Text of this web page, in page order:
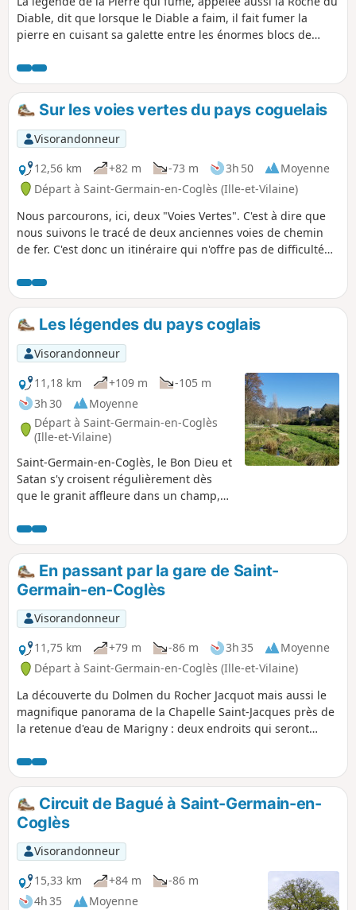
Diable, dit que lorsque le Diable a faim, il fait fumer la
pierre en cuisant sa galette entre les énormes blocs de
portera de lieux légendaires en sites sacrés. Ce serait bien
le diable si vous ne parveniez pas aux portes du Domaine
de la Foltière, le royaume des fleurs du Parc Floral de Haute-
Bretagne.Sur les voies vertes du pays coguelais
Visorandonneur
12,56 km
+82 m -73 m 3h 50
Moyenne
Départ à Saint-Germain-en-Coglès (Ille-et-Vilaine)
Nous parcourons, ici, deux "Voies Vertes". C'est à dire que
nous suivons le tracé de deux anciennes voies de chemin
de fer. C'est donc un itinéraire qui n'offre pas de difficulté
Les légendes du pays coglais
Visorandonneur
11,18 km
+109 m
-105 m
3h 30
Moyenne
Départ à Saint-Germain-en-Coglès
(Ille-et-Vilaine)
Saint-Germain-en-Coglès, le Bon Dieu et
Satan s'y croisent régulièrement dès
que le granit affleure dans un champ,
le Châtellier caché derrière le bois, la
commune de Saint-Germain offre
quelques-unes des plus belles histoires
de la région que cette balade permet de
vous faire conter, au détour des
chemins. Mais attention, ces légendes
sont autant tirées de l'imaginaire local
que de vérités historiques.
En passant par la gare de Saint-
Germain-en-Coglès
Visorandonneur
11,75 km
+79 m -86 m 3h 35
Moyenne
Départ à Saint-Germain-en-Coglès (Ille-et-Vilaine)
La découverte du Dolmen du Rocher Jacquot mais aussi le
magnifique panorama de la Chapelle Saint-Jacques près de
la retenue d'eau de Marigny : deux endroits qui seront
sans difficulté.
Circuit de Bagué à Saint-Germain-en-
Coglès
Visorandonneur
15,33 km
+84 m
-86 m
4h 35
Moyenne